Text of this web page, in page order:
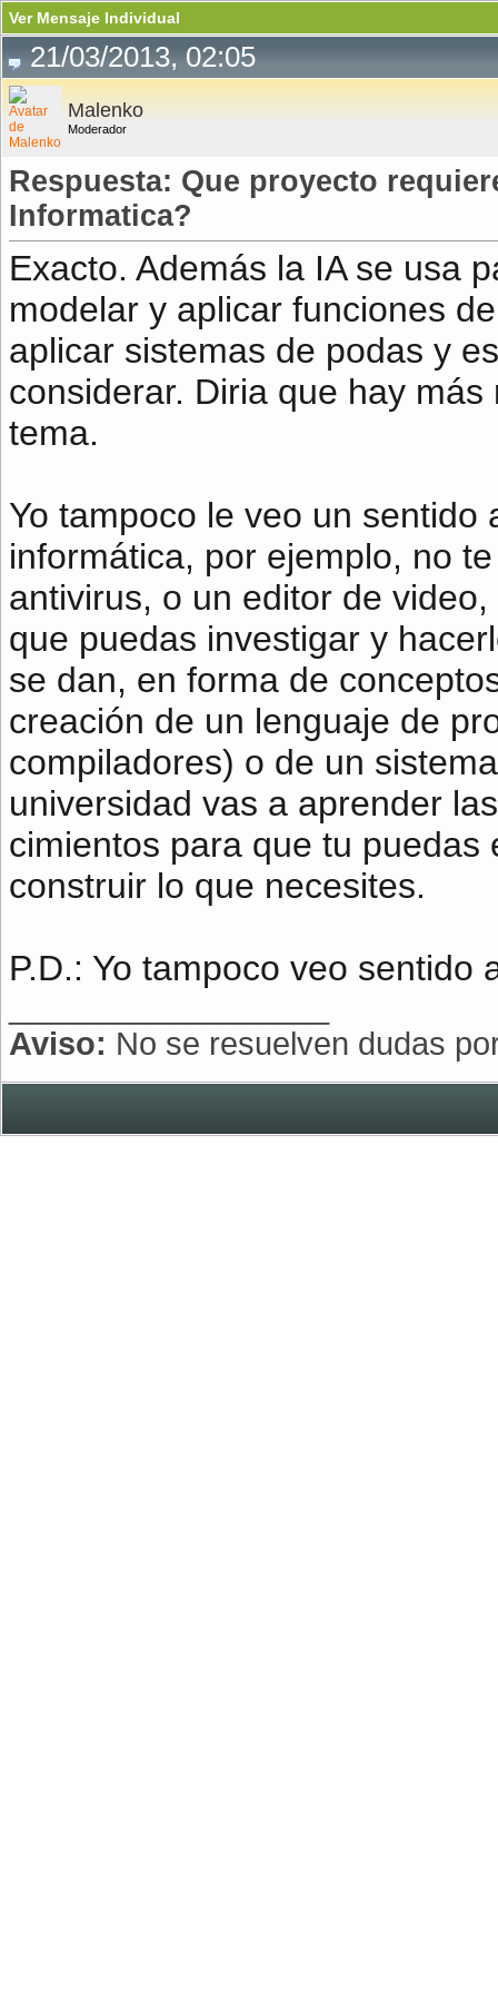
Ver Mensaje Individual
21/03/2013, 02:05
Malenko
Moderador
Respuesta: Que proyecto
Informatica?
Exacto. Además la IA se usa
modelar y aplicar funciones
aplicar sistemas de podas y
considerar. Diria que hay
tema.
Yo tampoco le veo un
informática, por ejemplo, no
antivirus, o un editor de
que puedas investigar y
se dan, en forma de
creación de un lenguaje de
compiladores) o de un
universidad vas a aprender
cimientos para que tu
construir lo que necesites.
P.D.: Yo tampoco veo sentido
Aviso: No se resuelven dudas